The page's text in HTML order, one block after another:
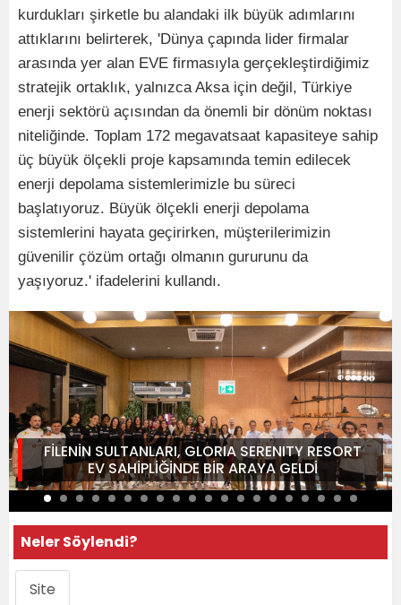
kurdukları şirketle bu alandaki ilk büyük adımlarını
attıklarını belirterek, 'Dünya çapında lider firmalar
arasında yer alan EVE firmasıyla gerçekleştirdiğimiz
stratejik ortaklık, yalnızca Aksa için değil, Türkiye
enerji sektörü açısından da önemli bir dönüm noktası
niteliğinde. Toplam 172 megavatsaat kapasiteye sahip
üç büyük ölçekli proje kapsamında temin edilecek
enerji depolama sistemlerimizle bu süreci
başlatıyoruz. Büyük ölçekli enerji depolama
sistemlerini hayata geçirirken, müşterilerimizin
güvenilir çözüm ortağı olmanın gururunu da
yaşıyoruz.' ifadelerini kullandı.
FİLENİN SULTANLARI, GLORIA SERENITY RESORT
EV SAHİPLİĞİNDE BİR ARAYA GELDİ
Neler Söylendi?
Site